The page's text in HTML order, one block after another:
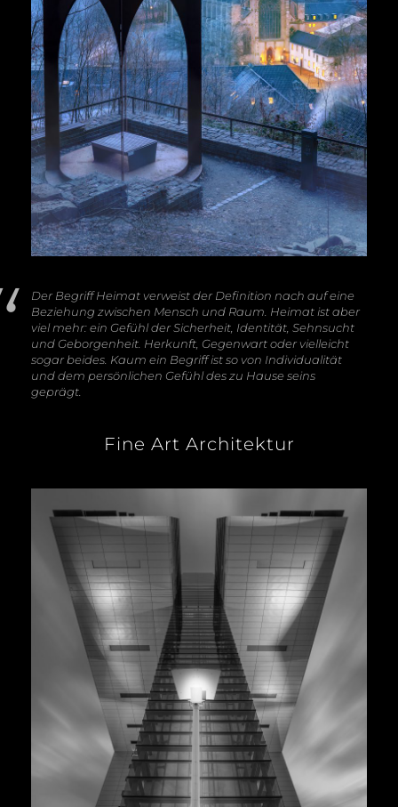
Der Begriff Heimat verweist der Definition nach auf eine
Beziehung zwischen Mensch und Raum. Heimat ist aber
viel mehr: ein Gefühl der Sicherheit, Identität, Sehnsucht
und Geborgenheit. Herkunft, Gegenwart oder vielleicht
sogar beides. Kaum ein Begriff ist so von Individualität
und dem persönlichen Gefühl des zu Hause seins
geprägt.
Fine Art Architektur